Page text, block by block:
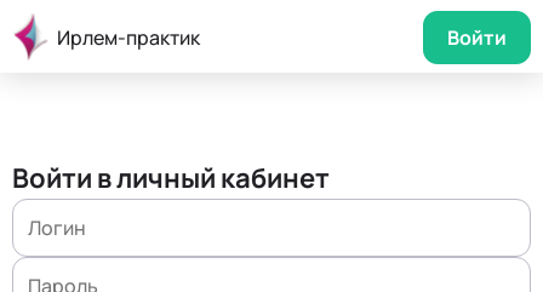
Ирлем-практик Войти
Войти в личный кабинет